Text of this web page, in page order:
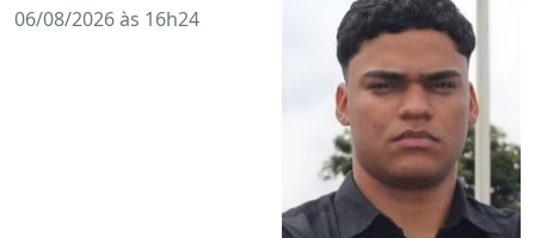
06/08/2026 às 16h24